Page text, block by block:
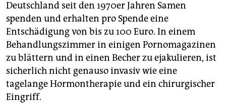
Deutschland seit den 1970er Jahren Samen
spenden und erhalten pro Spende eine
Entschädigung von bis zu 100 Euro. In einem
Behandlungszimmer in einigen Pornomagazinen
zu blättern und in einen Becher zu ejakulieren, ist
sicherlich nicht genauso invasiv wie eine
tagelange Hormontherapie und ein chirurgischer
Eingriff.